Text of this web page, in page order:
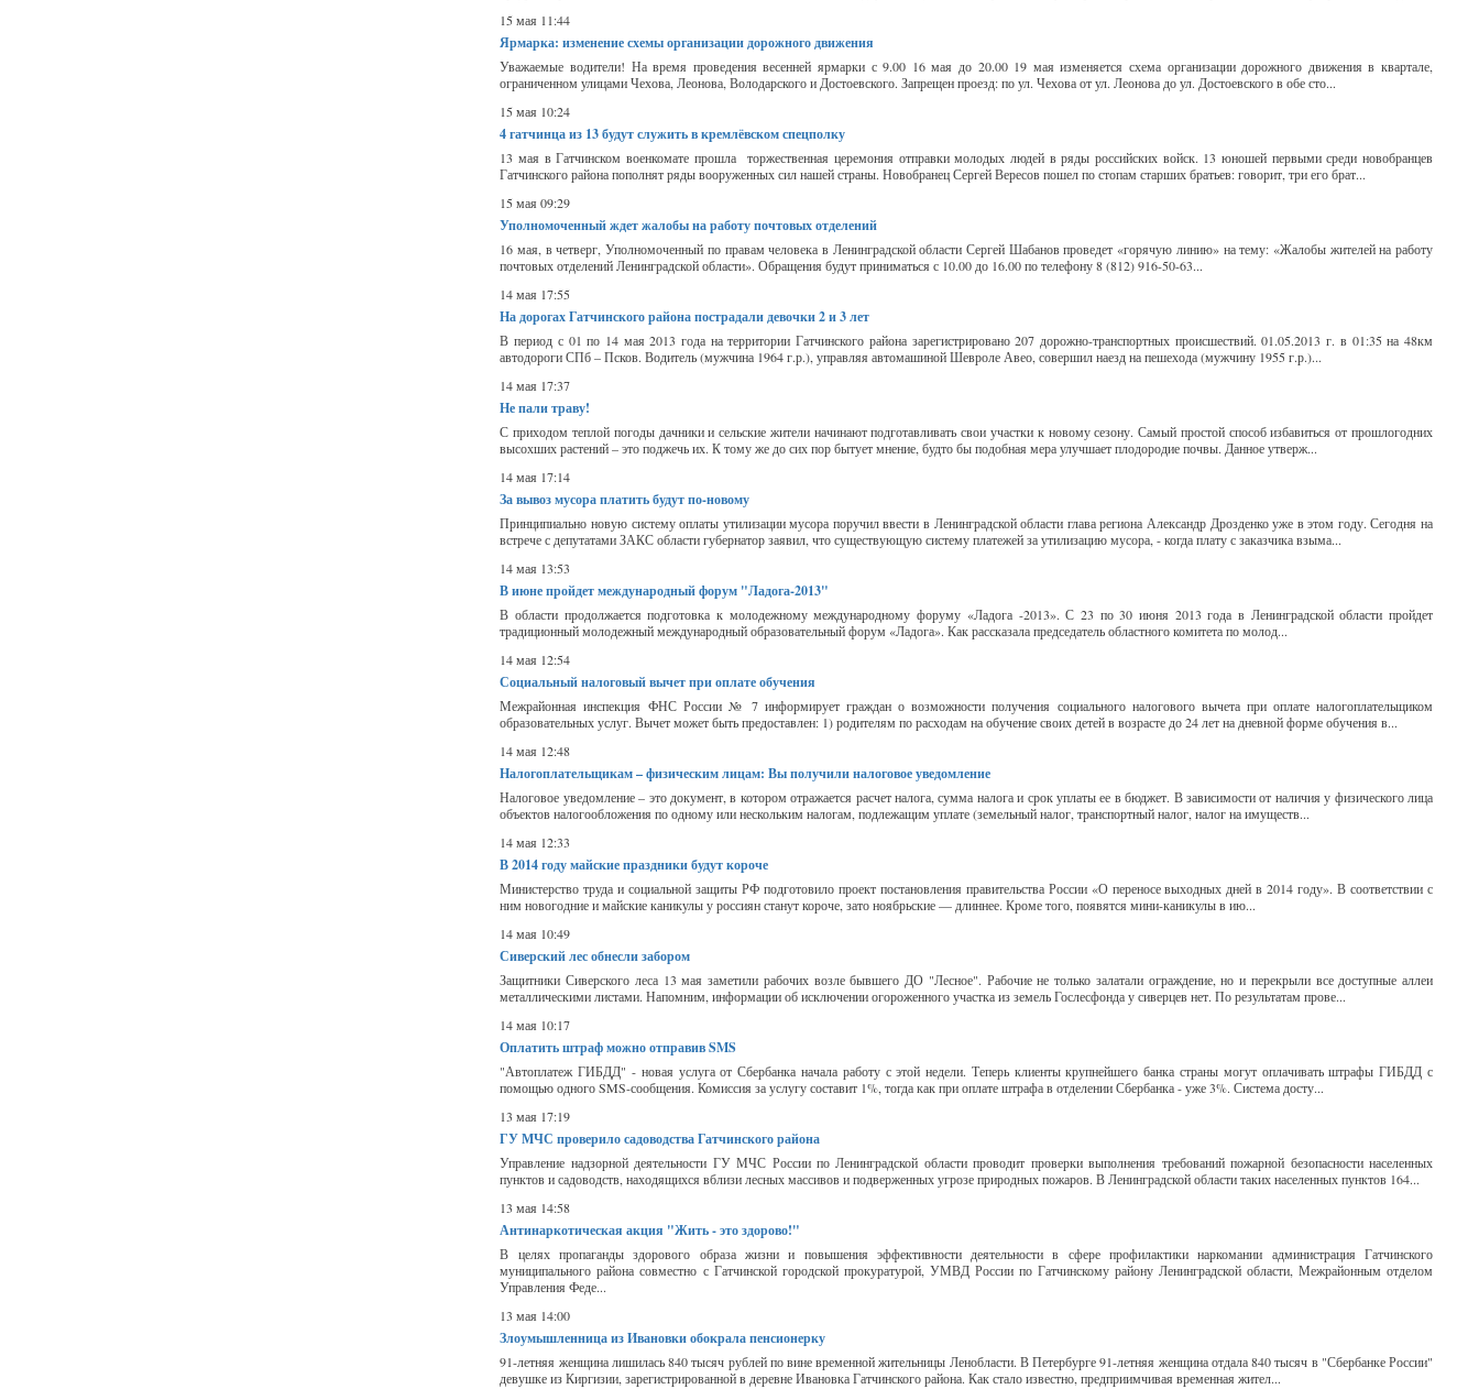
15 мая 11:44
Ярмарка: изменение схемы организации дорожного движения
Уважаемые водители! На время проведения весенней ярмарки с 9.00 16 мая до 20.00 19 мая изменяется схема организации дорожного движения в квартале,
ограниченном улицами Чехова, Леонова, Володарского и Достоевского. Запрещен проезд: по ул. Чехова от ул. Леонова до ул. Достоевского в обе сто...
15 мая 10:24
4 гатчинца из 13 будут служить в кремлёвском спецполку
13 мая в Гатчинском военкомате прошла торжественная церемония отправки молодых людей в ряды российских войск. 13 юношей первыми среди новобранцев
Гатчинского района пополнят ряды вооруженных сил нашей страны. Новобранец Сергей Вересов пошел по стопам старших братьев: говорит, три его брат...
15 мая 09:29
Уполномоченный ждет жалобы на работу почтовых отделений
16 мая, в четверг, Уполномоченный по правам человека в Ленинградской области Сергей Шабанов проведет «горячую линию» на тему: «Жалобы жителей на работу
почтовых отделений Ленинградской области». Обращения будут приниматься с 10.00 до 16.00 по телефону 8 (812) 916-50-63...
14 мая 17:55
На дорогах Гатчинского района пострадали девочки 2 и 3 лет
В период с 01 по 14 мая 2013 года на территории Гатчинского района зарегистрировано 207 дорожно-транспортных происшествий. 01.05.2013 г. в 01:35 на 48км
автодороги СПб – Псков. Водитель (мужчина 1964 г.р.), управляя автомашиной Шевроле Авео, совершил наезд на пешехода (мужчину 1955 г.р.)...
14 мая 17:37
Не пали траву!
С приходом теплой погоды дачники и сельские жители начинают подготавливать свои участки к новому сезону. Самый простой способ избавиться от прошлогодних
высохших растений – это поджечь их. К тому же до сих пор бытует мнение, будто бы подобная мера улучшает плодородие почвы. Данное утверж...
14 мая 17:14
За вывоз мусора платить будут по-новому
Принципиально новую систему оплаты утилизации мусора поручил ввести в Ленинградской области глава региона Александр Дрозденко уже в этом году. Сегодня на
встрече с депутатами ЗАКС области губернатор заявил, что существующую систему платежей за утилизацию мусора, - когда плату с заказчика взыма...
14 мая 13:53
В июне пройдет международный форум "Ладога-2013"
В области продолжается подготовка к молодежному международному форуму «Ладога -2013». С 23 по 30 июня 2013 года в Ленинградской области пройдет
традиционный молодежный международный образовательный форум «Ладога». Как рассказала председатель областного комитета по молод...
14 мая 12:54
Социальный налоговый вычет при оплате обучения
Межрайонная инспекция ФНС России № 7 информирует граждан о возможности получения социального налогового вычета при оплате налогоплательщиком
образовательных услуг. Вычет может быть предоставлен: 1) родителям по расходам на обучение своих детей в возрасте до 24 лет на дневной форме обучения в...
14 мая 12:48
Налогоплательщикам – физическим лицам: Вы получили налоговое уведомление
Налоговое уведомление – это документ, в котором отражается расчет налога, сумма налога и срок уплаты ее в бюджет. В зависимости от наличия у физического лица
объектов налогообложения по одному или нескольким налогам, подлежащим уплате (земельный налог, транспортный налог, налог на имуществ...
14 мая 12:33
В 2014 году майские праздники будут короче
Министерство труда и социальной защиты РФ подготовило проект постановления правительства России «О переносе выходных дней в 2014 году». В соответствии с
ним новогодние и майские каникулы у россиян станут короче, зато ноябрьские — длиннее. Кроме того, появятся мини-каникулы в ию...
14 мая 10:49
Сиверский лес обнесли забором
Защитники Сиверского леса 13 мая заметили рабочих возле бывшего ДО "Лесное". Рабочие не только залатали ограждение, но и перекрыли все доступные аллеи
металлическими листами. Напомним, информации об исключении огороженного участка из земель Гослесфонда у сиверцев нет. По результатам прове...
14 мая 10:17
Оплатить штраф можно отправив SMS
"Автоплатеж ГИБДД" - новая услуга от Сбербанка начала работу с этой недели. Теперь клиенты крупнейшего банка страны могут оплачивать штрафы ГИБДД с
помощью одного SMS-сообщения. Комиссия за услугу составит 1%, тогда как при оплате штрафа в отделении Сбербанка - уже 3%. Система досту...
13 мая 17:19
ГУ МЧС проверило садоводства Гатчинского района
Управление надзорной деятельности ГУ МЧС России по Ленинградской области проводит проверки выполнения требований пожарной безопасности населенных
пунктов и садоводств, находящихся вблизи лесных массивов и подверженных угрозе природных пожаров. В Ленинградской области таких населенных пунктов 164...
13 мая 14:58
Антинаркотическая акция "Жить - это здорово!"
В целях пропаганды здорового образа жизни и повышения эффективности деятельности в сфере профилактики наркомании администрация Гатчинского
муниципального района совместно с Гатчинской городской прокуратурой, УМВД России по Гатчинскому району Ленинградской области, Межрайонным отделом
Управления Феде...
13 мая 14:00
Злоумышленница из Ивановки обокрала пенсионерку
91-летняя женщина лишилась 840 тысяч рублей по вине временной жительницы Ленобласти. В Петербурге 91-летняя женщина отдала 840 тысяч в "Сбербанке России"
девушке из Киргизии, зарегистрированной в деревне Ивановка Гатчинского района. Как стало известно, предприимчивая временная жител...